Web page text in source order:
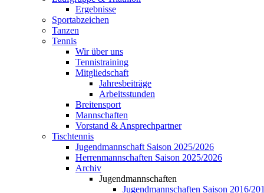
Ergebnisse
Sportabzeichen
Tanzen
Tennis
Wir über uns
Tennistraining
Mitgliedschaft
Jahresbeiträge
Arbeitsstunden
Breitensport
Mannschaften
Vorstand & Ansprechpartner
Tischtennis
Jugendmannschaft Saison 2025/2026
Herrenmannschaften Saison 2025/2026
Archiv
Jugendmannschaften
Jugendmannschaften Saison 2016/